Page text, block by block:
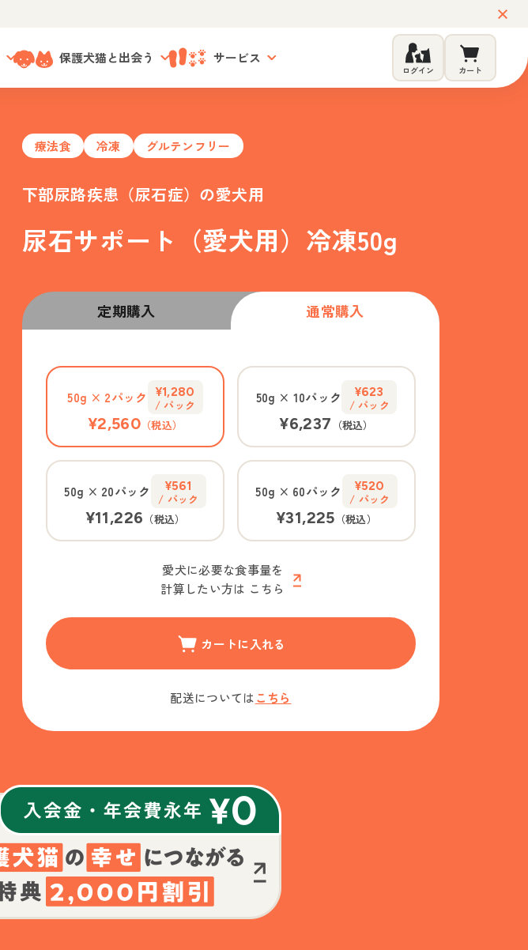
保護犬猫と出会う サービス
ログイン カート
療法食 冷凍 グルテンフリー
下部尿路疾患（尿石症）の愛犬用
尿石サポート（愛犬用）冷凍50g
定期購入 通常購入
50g × 2パック ¥1,280
/ パック
¥2,560 （税込）
50g × 10パック ¥623
/ パック
¥6,237 （税込）
50g × 20パック ¥561
/ パック
¥11,226 （税込）
50g × 60パック ¥520
/ パック
¥31,225 （税込）
愛犬に必要な食事量を
計算したい方は こちら
カートに入れる
配送についてはこちら